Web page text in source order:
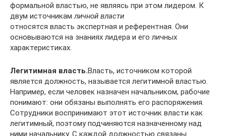
формальной властью, не являясь при этом лидером. К
двум источникамличной власти
относятся власть экспертная и референтная. Они
основываются на знаниях лидера и его личных
характеристиках.
Легитимная власть.Власть, источником которой
является должность, называется легитимной властью.
Например, если человек назначен начальником, рабочие
понимают: они обязаны выполнять его распоряжения.
Сотрудники воспринимают этот источник власти как
легитимный, поэтому подчиняются назначенному над
ними начальнику. С каждой должностью связаны